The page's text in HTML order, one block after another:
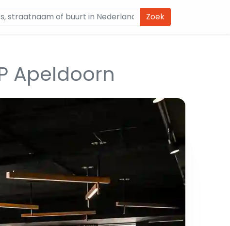
Zoek
Apeldoorn